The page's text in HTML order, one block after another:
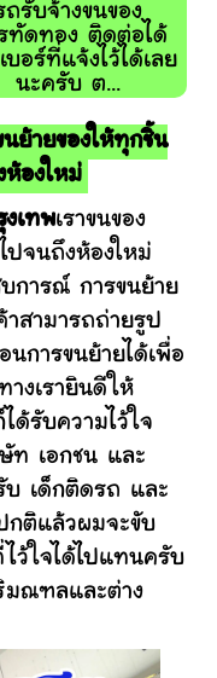
ถรับจ้างขนของ
ทัดทอง ติดต่อได้
บอร์ที่แจ้งไว้ได้เลย
นะครับ ต...
ย้ายของให้ทุกชิ้น
ห้องใหม่
งเทพเราขนของ
ปจนถึงห้องใหม่
การณ์ การขนย้าย
าสามารถถ่ายรูป
การขนย้ายได้เพื่อ
างเรายินดีให้
ด้รับความไว้ใจ
ท เอกชน และ
บ เด็กติดรถ และ
กติแล้วผมจะขับ
ว้ใจได้ไปแทนครับ
มณฑลและต่าง